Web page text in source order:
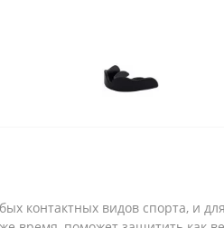
контактных видов спорта, и